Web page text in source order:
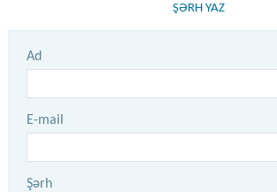
ŞƏRH YAZ
Ad
E-mail
Şərh